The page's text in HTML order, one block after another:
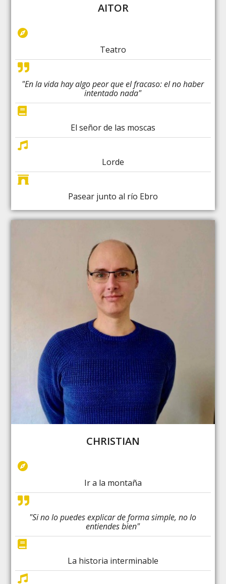
AITOR
Teatro
"En la vida hay algo peor que el fracaso: el no haber
intentado nada"
El señor de las moscas
Lorde
Pasear junto al río Ebro
CHRISTIAN
Ir a la montaña
"Si no lo puedes explicar de forma simple, no lo
entiendes bien"
La historia interminable